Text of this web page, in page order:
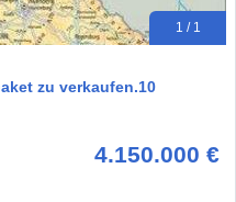
1 / 1
zu verkaufen.10
4.150.000 €